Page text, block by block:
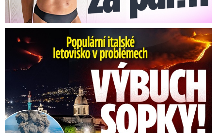
Erupce sicilské sopky Etny: Ruší desítky letů